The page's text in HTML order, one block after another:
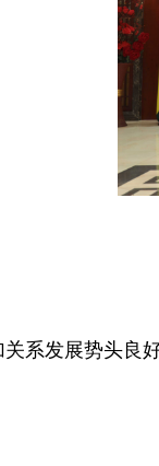
系发展势头良